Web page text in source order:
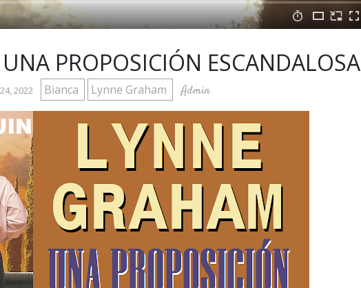
PROPOSICIÓN ESCANDALOSA
2022 Bianca Lynne Graham Admin